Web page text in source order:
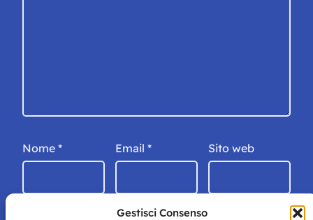
Gestisci Consenso
Nome * Email * Sito web